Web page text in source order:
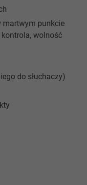
martwym punkcie
wolność
do słuchaczy)